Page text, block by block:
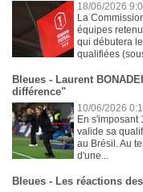
18/06/2026
La
équipes
qui débutera
qualifiées
Bleues - Laurent
différence"
10/06/2026
En s'imposant
valide sa
au Brésil. Au
d'une...
Bleues - Les réactions